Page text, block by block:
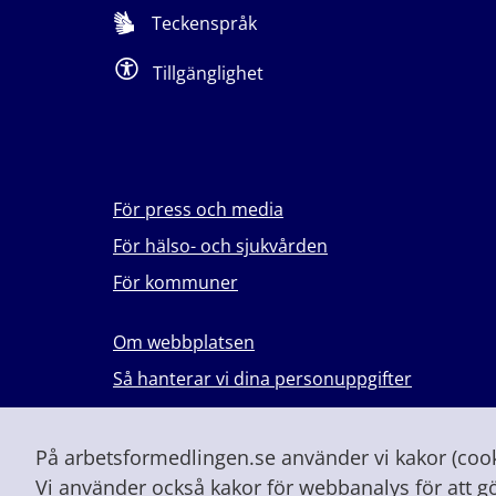
På arbetsformedlingen.se använder vi kakor
Vi använder också kakor för webbanalys för att
Teckenspråk
Tillgänglighet
För press och media
För hälso- och sjukvården
För kommuner
Om webbplatsen
Så hanterar vi dina personuppgifter
Lever du med våld i en nära relation?
Vid höjd beredskap och krig